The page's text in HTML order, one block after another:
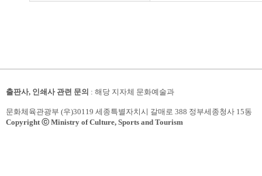
출판사, 인쇄사 관련 문의 : 해당 지자체 문화예술과
문화체육관광부 (우)30119 세종특별자치시 갈매로 388 정부세종청사 15동
Copyright ⓒ Ministry of Culture, Sports and Tourism